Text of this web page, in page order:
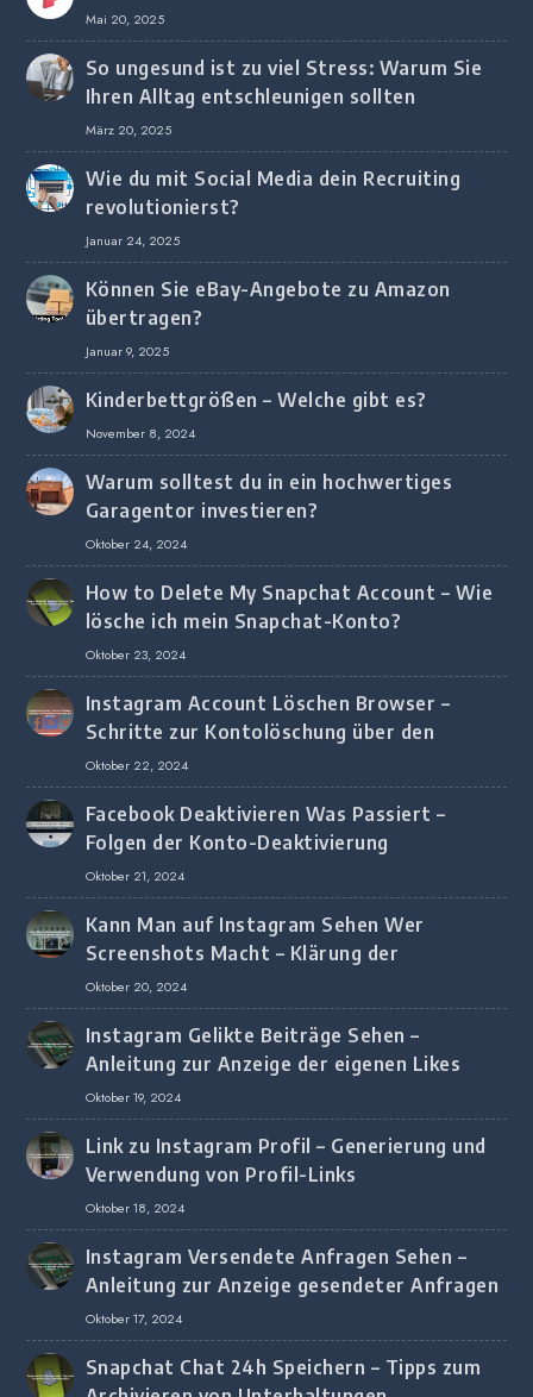
Mai 20, 2025
So ungesund ist zu viel Stress: Warum Sie
Ihren Alltag entschleunigen sollten
März 20, 2025
Wie du mit Social Media dein Recruiting
revolutionierst?
Januar 24, 2025
Können Sie eBay-Angebote zu Amazon
übertragen?
Januar 9, 2025
Kinderbettgrößen – Welche gibt es?
November 8, 2024
Warum solltest du in ein hochwertiges
Garagentor investieren?
Oktober 24, 2024
How to Delete My Snapchat Account – Wie
lösche ich mein Snapchat-Konto?
Oktober 23, 2024
Instagram Account Löschen Browser –
Schritte zur Kontolöschung über den
Browser
Oktober 22, 2024
Facebook Deaktivieren Was Passiert –
Folgen der Konto-Deaktivierung
Oktober 21, 2024
Kann Man auf Instagram Sehen Wer
Screenshots Macht – Klärung der
Screenshot-Erkennung
Oktober 20, 2024
Instagram Gelikte Beiträge Sehen –
Anleitung zur Anzeige der eigenen Likes
Oktober 19, 2024
Link zu Instagram Profil – Generierung und
Verwendung von Profil-Links
Oktober 18, 2024
Instagram Versendete Anfragen Sehen –
Anleitung zur Anzeige gesendeter Anfragen
Oktober 17, 2024
Snapchat Chat 24h Speichern – Tipps zum